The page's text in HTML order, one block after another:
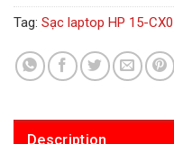
Tag: Sạc laptop HP 15-
Description